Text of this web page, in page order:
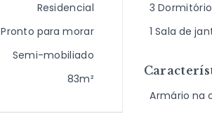
3
1 Sala de
Armário na
Residencial
Pronto para morar
Semi-mobiliado
83m²